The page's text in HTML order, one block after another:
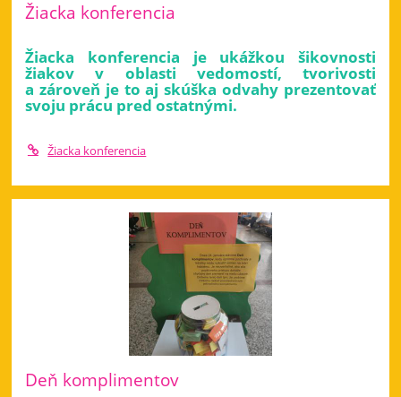
Žiacka konferencia
Žiacka konferencia je ukážkou šikovnosti
žiakov v oblasti vedomostí, tvorivosti
a zároveň je to aj skúška odvahy prezentovať
svoju prácu pred ostatnými.
Žiacka konferencia
Deň komplimentov